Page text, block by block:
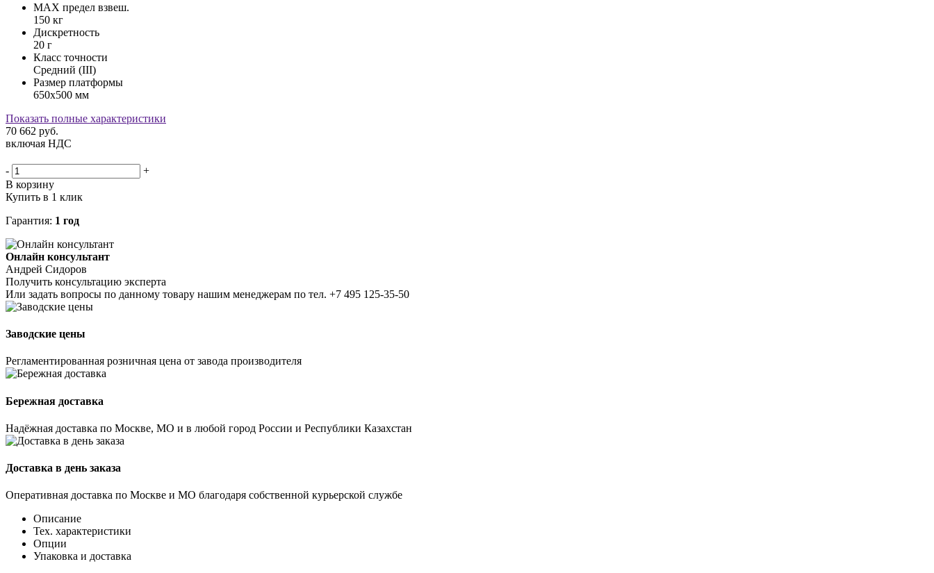
MAX предел взвеш.
150 кг
Дискретность
20 г
Класс точности
Средний (III)
Размер платформы
650х500 мм
Показать полные характеристики
70 662 руб.
включая НДС
-
+
В корзину
Купить в 1 клик
Гарантия: 1 год
Онлайн консультант
Андрей Сидоров
Получить консультацию эксперта
Или задать вопросы по данному товару нашим менеджерам по тел. +7 495 125-35-50
Заводские цены
Регламентированная розничная цена от завода производителя
Бережная доставка
Надёжная доставка по Москве, МО и в любой город России и Республики Казахстан
Доставка в день заказа
Оперативная доставка по Москве и МО благодаря собственной курьерской службе
Описание
Тех. характеристики
Опции
Упаковка и доставка